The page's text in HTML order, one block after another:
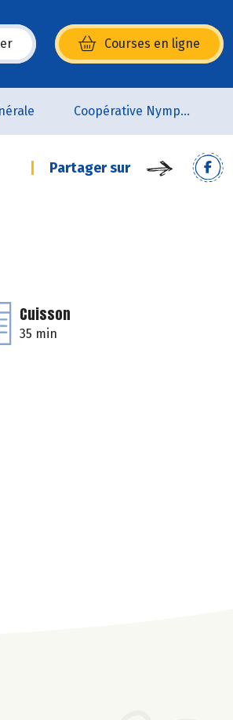
Courses en ligne
nouvelle fenêtre)
Coopérative Nymphéa
Partager sur
Cuisson
35 min